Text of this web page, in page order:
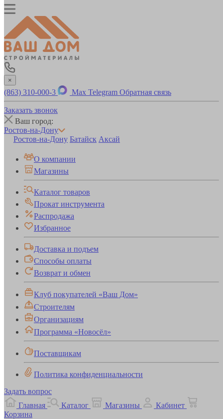
×
(863) 310-000-3 Max Telegram Обратная связь
Заказать звонок
Ваш город:
Ростов-на-Дону
Ростов-на-Дону Батайск Аксай
О компании
Магазины
Каталог товаров
Прокат инструмента
Распродажа
Избранное
Доставка и подъем
Способы оплаты
Возврат и обмен
Клуб покупателей «Ваш Дом»
Строителям
Организациям
Программа «Новосёл»
Поставщикам
Политика конфиденциальности
Задать вопрос
Главная
Каталог Магазины
Кабинет
Корзина